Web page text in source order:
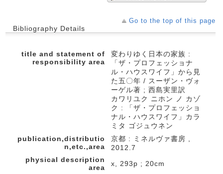
Go to the top of this page
Bibliography Details
title and statement of
responsibility area
変わりゆく日本の家族 :
「ザ・プロフェッショナ
ル・ハウスワイフ」から見
た五〇年 / スーザン・ヴォ
ーゲル著 ; 西島実里訳
カワリユク ニホン ノ カゾ
ク : 「ザ・プロフェッショ
ナル・ハウスワイフ」カラ
ミタ ゴジュウネン
publication,distributio
n,etc.,area
京都 : ミネルヴァ書房 ,
2012.7
physical description
area
x, 293p ; 20cm